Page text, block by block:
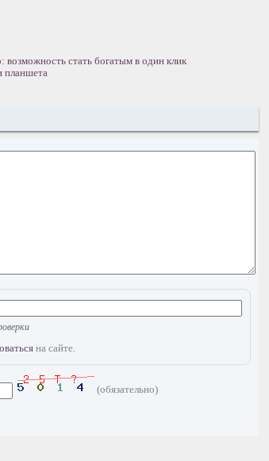
стать богатым в один клик
планшета
на сайте.
(обязательно)